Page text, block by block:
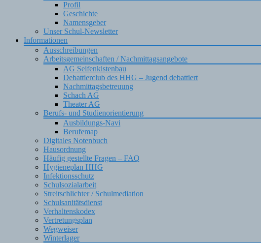
Profil
Geschichte
Namensgeber
Unser Schul-Newsletter
Informationen
Ausschreibungen
Arbeitsgemeinschaften / Nachmittagsangebote
AG Seifenkistenbau
Debattierclub des HHG – Jugend debattiert
Nachmittagsbetreuung
Schach AG
Theater AG
Berufs- und Studienorientierung
Ausbildungs-Navi
Berufemap
Digitales Notenbuch
Hausordnung
Häufig gestellte Fragen – FAQ
Hygieneplan HHG
Infektionsschutz
Schulsozialarbeit
Streitschlichter / Schulmediation
Schulsanitätsdienst
Verhaltenskodex
Vertretungsplan
Wegweiser
Winterlager